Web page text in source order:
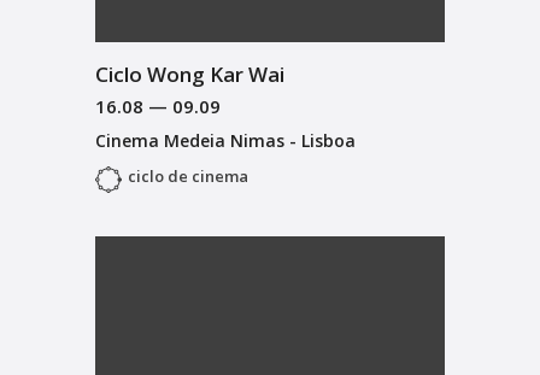
Ciclo Wong Kar Wai
16.08 — 09.09
Cinema Medeia Nimas - Lisboa
ciclo de cinema